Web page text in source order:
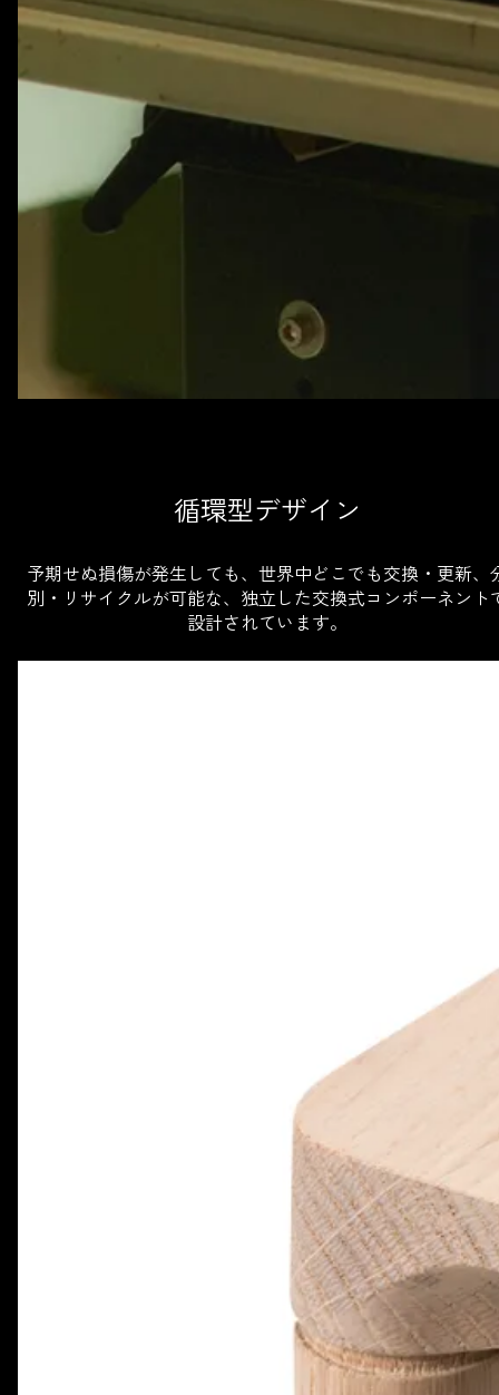
循環型デザイン
予期せぬ損傷が発生しても、世界中どこでも交換・更新、
別・リサイクルが可能な、独立した交換式コンポーネント
設計されています。